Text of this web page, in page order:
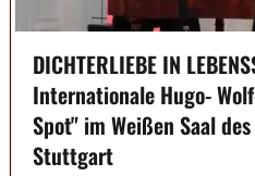
DICHTERLIEBE IN
Internationale Hugo-
Spot" im Weißen Saal
Stuttgart